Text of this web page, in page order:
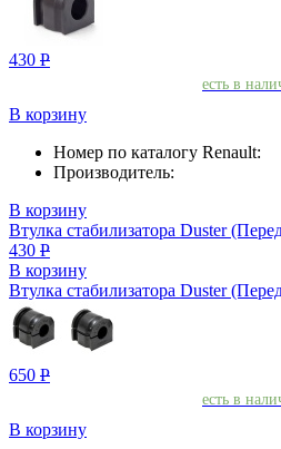
430 Р
есть в
В корзину
Номер по каталогу Renault:
Производитель:
В корзину
Втулка стабилизатора Duster
430 Р
В корзину
Втулка стабилизатора Duster
650 Р
есть в
В корзину